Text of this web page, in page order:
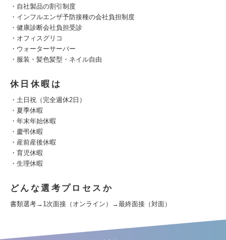
・自社製品の割引制度
・インフルエンザ予防接種の会社負担制度
・健康診断会社負担受診
・オフィスグリコ
・ウォーターサーバー
・服装・髪色髪型・ネイル自由
休日休暇は
・土日祝（完全週休2日）
・夏季休暇
・年末年始休暇
・慶弔休暇
・産前産後休暇
・育児休暇
・生理休暇
どんな選考プロセスか
書類選考→1次面接（オンライン）→最終面接（対面）